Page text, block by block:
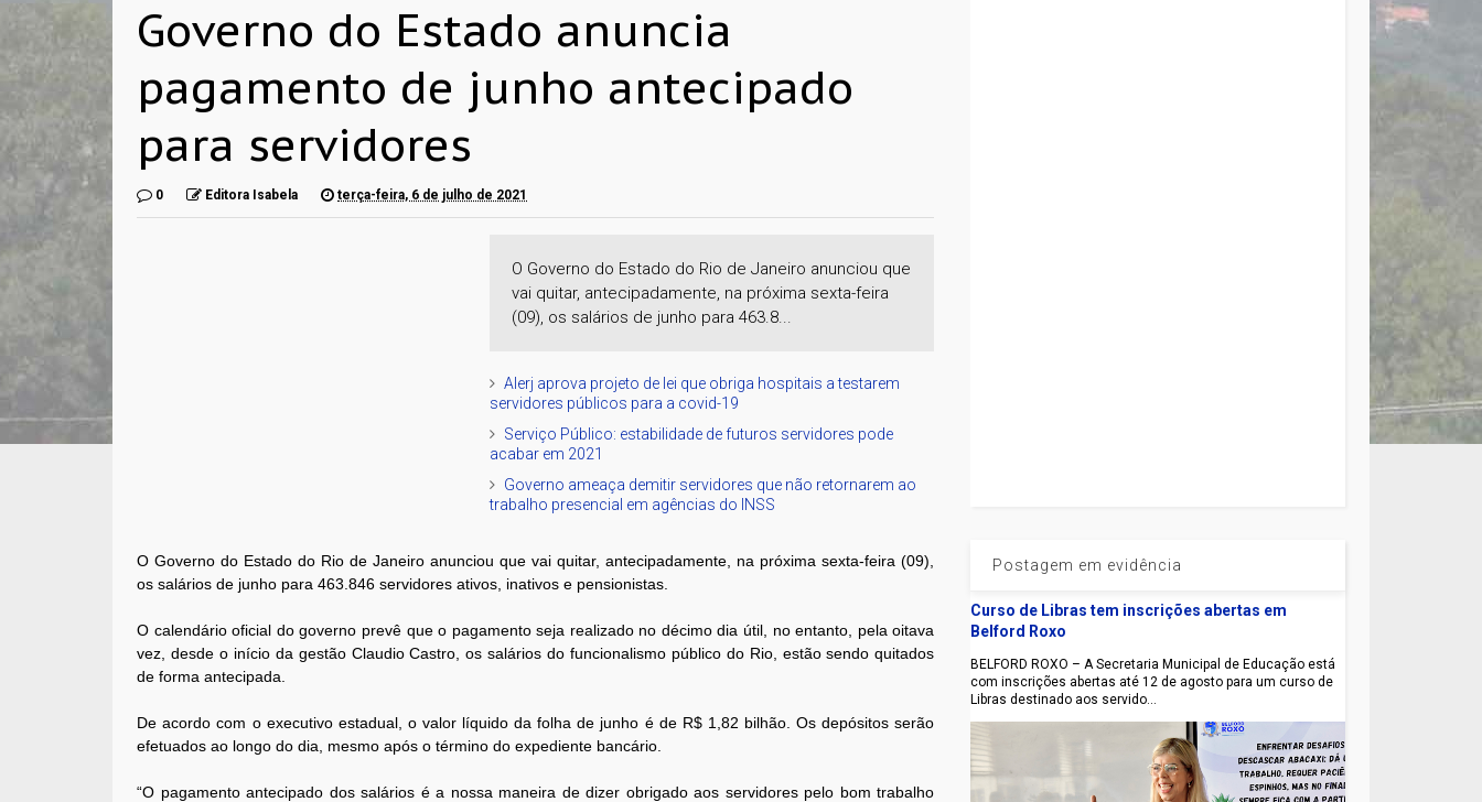
Governo do Estado anuncia
pagamento de junho antecipado
para servidores
0 Editora Isabela terça-feira, 6 de julho de 2021
O Governo do Estado do Rio de Janeiro anunciou que
vai quitar, antecipadamente, na próxima sexta-feira
(09), os salários de junho para 463.8...
Alerj aprova projeto de lei que obriga hospitais a testarem
servidores públicos para a covid-19
Serviço Público: estabilidade de futuros servidores pode
acabar em 2021
Governo ameaça demitir servidores que não retornarem ao
trabalho presencial em agências do INSS
O Governo do Estado do Rio de Janeiro anunciou que vai quitar, antecipadamente, na próxima sexta-feira (09),
os salários de junho para 463.846 servidores ativos, inativos e pensionistas.
O calendário oficial do governo prevê que o pagamento seja realizado no décimo dia útil, no entanto, pela oitava
vez, desde o início da gestão Claudio Castro, os salários do funcionalismo público do Rio, estão sendo quitados
de forma antecipada.
De acordo com o executivo estadual, o valor líquido da folha de junho é de R$ 1,82 bilhão. Os depósitos serão
efetuados ao longo do dia, mesmo após o término do expediente bancário.
“O pagamento antecipado dos salários é a nossa maneira de dizer obrigado aos servidores pelo bom trabalho
Postagem em evidência
Curso de Libras tem inscrições abertas em
Belford Roxo
BELFORD ROXO – A Secretaria Municipal de Educação está
com inscrições abertas até 12 de agosto para um curso de
Libras destinado aos servido...